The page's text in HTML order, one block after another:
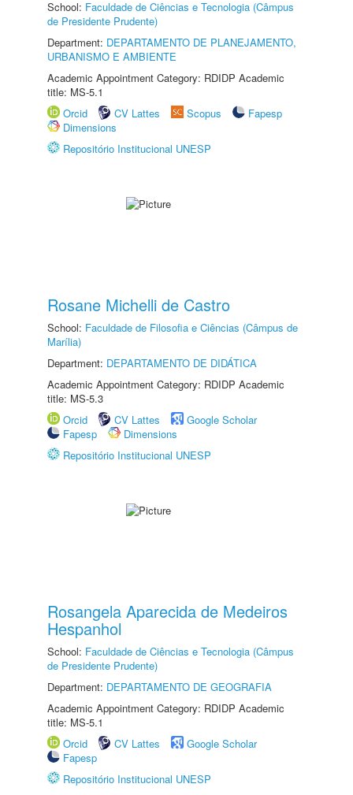
School: Faculdade de Ciências e Tecnologia (Câmpus
de Presidente Prudente)
Department: DEPARTAMENTO DE PLANEJAMENTO,
URBANISMO E AMBIENTE
Academic Appointment Category: RDIDP Academic
title: MS-5.1
Orcid
CV Lattes Scopus
Fapesp
Dimensions
Repositório Institucional UNESP
Rosane Michelli de Castro
School: Faculdade de Filosofia e Ciências (Câmpus de
Marília)
Department: DEPARTAMENTO DE DIDÁTICA
Academic Appointment Category: RDIDP Academic
title: MS-5.3
Orcid
CV Lattes
Google Scholar
Fapesp
Dimensions
Repositório Institucional UNESP
Rosangela Aparecida de Medeiros
Hespanhol
School: Faculdade de Ciências e Tecnologia (Câmpus
de Presidente Prudente)
Department: DEPARTAMENTO DE GEOGRAFIA
Academic Appointment Category: RDIDP Academic
title: MS-5.1
Orcid
CV Lattes
Google Scholar
Fapesp
Repositório Institucional UNESP